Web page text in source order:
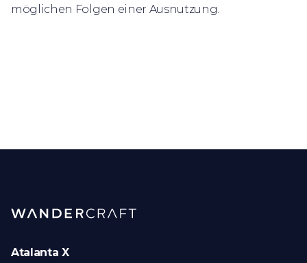
möglichen Folgen einer Ausnutzung.
Atalanta X